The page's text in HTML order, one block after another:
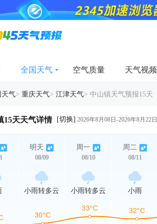
全国天气 空气质量 天气视频
天气> 重庆天气> 江津天气> 中山镇天气预报15天
15天天气详情 [切换] 2026年8月08日-2026年8月22日
明天
08/09
小雨转多云
周一
08/10
小雨转多云
周二
08/11
小雨